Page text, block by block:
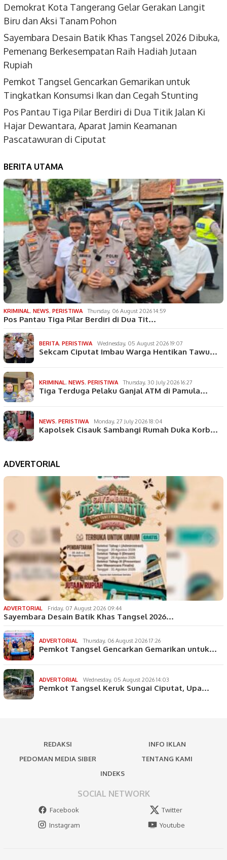
Demokrat Kota Tangerang Gelar Gerakan Langit
Biru dan Aksi Tanam Pohon
Sayembara Desain Batik Khas Tangsel 2026 Dibuka,
Pemenang Berkesempatan Raih Hadiah Jutaan
Rupiah
Pemkot Tangsel Gencarkan Gemarikan untuk
Tingkatkan Konsumsi Ikan dan Cegah Stunting
Pos Pantau Tiga Pilar Berdiri di Dua Titik Jalan Ki
Hajar Dewantara, Aparat Jamin Keamanan
Pascatawuran di Ciputat
BERITA UTAMA
KRIMINAL, NEWS, PERISTIWA Thursday, 06 August 2026 14:59
Pos Pantau Tiga Pilar Berdiri di Dua Tit…
BERITA, PERISTIWA Wednesday, 05 August 2026 19:07
Sekcam Ciputat Imbau Warga Hentikan Tawu…
KRIMINAL, NEWS, PERISTIWA Thursday, 30 July 2026 16:27
Tiga Terduga Pelaku Ganjal ATM di Pamula…
NEWS, PERISTIWA Monday, 27 July 2026 18:04
Kapolsek Cisauk Sambangi Rumah Duka Korb…
ADVERTORIAL
ADVERTORIAL Friday, 07 August 2026 09:44
Sayembara Desain Batik Khas Tangsel 2026…
ADVERTORIAL Thursday, 06 August 2026 17:26
Pemkot Tangsel Gencarkan Gemarikan untuk…
ADVERTORIAL Wednesday, 05 August 2026 14:03
Pemkot Tangsel Keruk Sungai Ciputat, Upa…
REDAKSI
INFO IKLAN
PEDOMAN MEDIA SIBER
TENTANG KAMI
INDEKS
SOCIAL NETWORK
Facebook
Twitter
Instagram
Youtube